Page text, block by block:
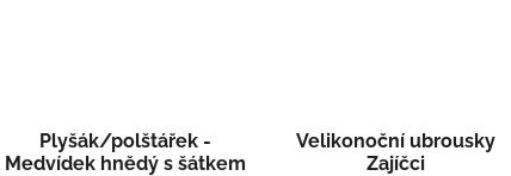
Plyšák/polštářek -
Medvídek hnědý s šátkem
Velikonoční ubrousky
Zajíčci